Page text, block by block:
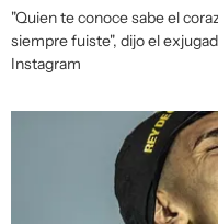
"Quien te conoce sabe el
siempre fuiste", dijo el
Instagram